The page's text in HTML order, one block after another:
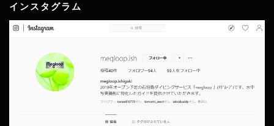
インスタグラム